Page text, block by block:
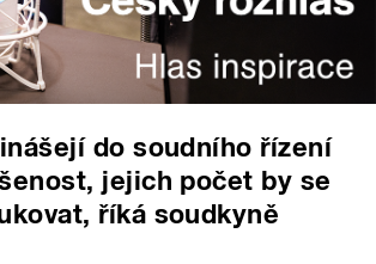
do soudního řízení
jejich počet by se
říká soudkyně